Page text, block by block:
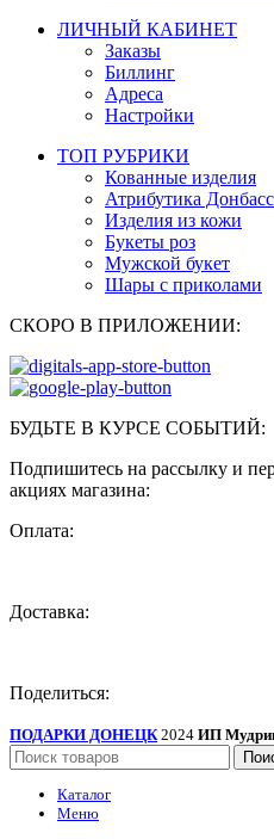
ЛИЧНЫЙ КАБИНЕТ
Заказы
Биллинг
Адреса
Настройки
ТОП РУБРИКИ
Кованные изделия
Атрибутика
Изделия из кожи
Букеты роз
Мужской букет
Шары с приколами
СКОРО В ПРИЛОЖЕНИИ:
БУДЬТЕ В КУРСЕ СОБЫТИЙ:
Подпишитесь на рассылку и
акциях магазина:
Оплата:
Доставка:
Поделиться:
ПОДАРКИ ДОНЕЦК 2024 ИП
Каталог
Меню